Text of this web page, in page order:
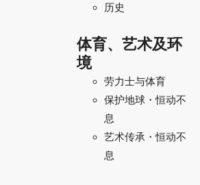
历史
体育、艺术及环
境
劳力士与体育
保护地球・恒动不
息
艺术传承・恒动不
息